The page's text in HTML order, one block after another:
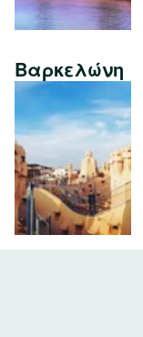
Βαρκελώνη